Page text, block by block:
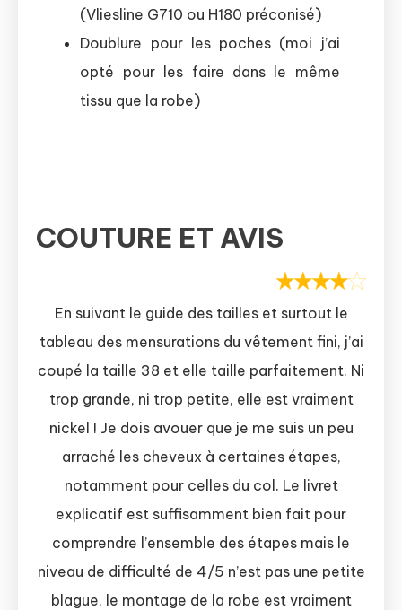
(Vliesline G710 ou H180 préconisé)
Doublure pour les poches (moi j’ai
opté pour les faire dans le même
tissu que la robe)
COUTURE ET AVIS
En suivant le guide des tailles et surtout le
tableau des mensurations du vêtement fini, j’ai
coupé la taille 38 et elle taille parfaitement. Ni
trop grande, ni trop petite, elle est vraiment
nickel ! Je dois avouer que je me suis un peu
arraché les cheveux à certaines étapes,
notamment pour celles du col. Le livret
explicatif est suffisamment bien fait pour
comprendre l’ensemble des étapes mais le
niveau de difficulté de 4/5 n’est pas une petite
blague, le montage de la robe est vraiment